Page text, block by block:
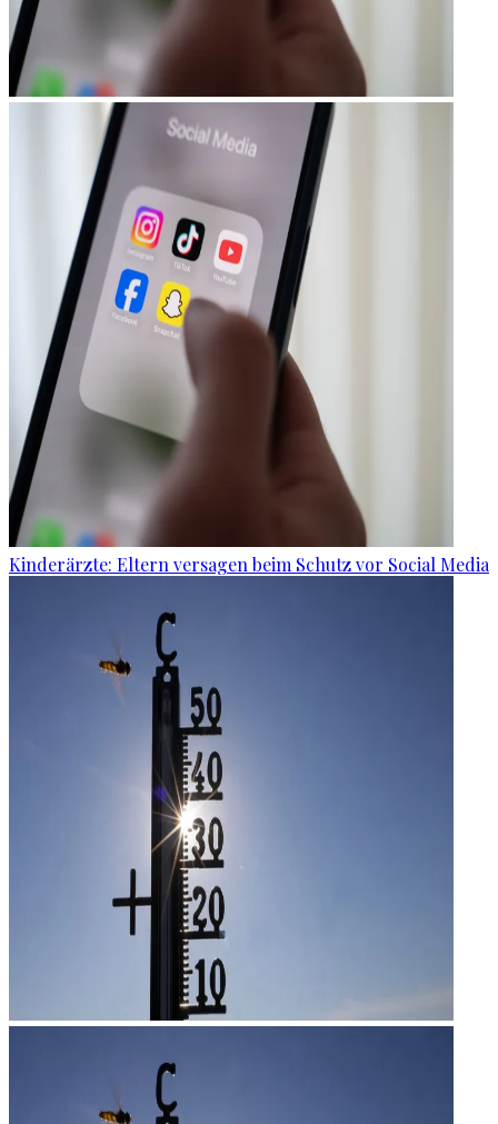
Kinderärzte: Eltern versagen beim Schutz vor Social Media